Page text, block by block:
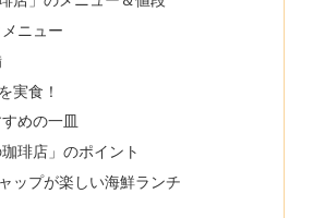
メニュー
実食！
めの一皿
珈琲店」のポイント
ップが楽しい海鮮ランチ